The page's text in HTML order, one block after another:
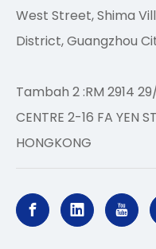
West Street, Shima
District, Guangzhou
Tambah 2 :RM 2914
CENTRE 2-16 FA YEN
HONGKONG